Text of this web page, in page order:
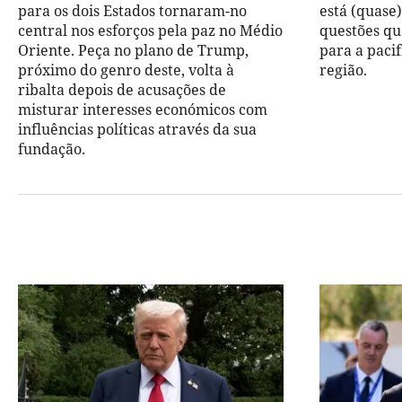
para os dois Estados tornaram-no
central nos esforços pela paz no Médio
Oriente. Peça no plano de Trump,
próximo do genro deste, volta à
ribalta depois de acusações de
misturar interesses económicos com
influências políticas através da sua
fundação.
está
questões
para a
região.